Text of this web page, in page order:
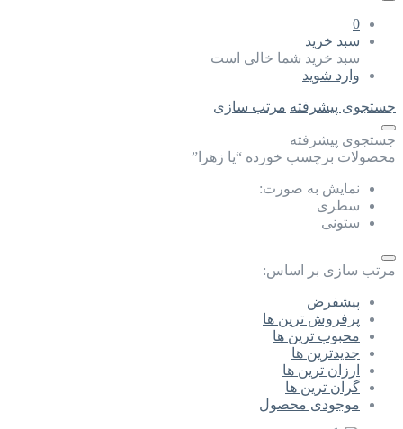
0
سبد خرید
سبد خرید شما خالی است
وارد شوید
جستجوی پیشرفته مرتب سازی
جستجوی پیشرفته
محصولات برچسب خورده “یا زهرا”
نمایش به صورت:
سطری
ستونی
مرتب سازی بر اساس:
پیشفرض
پرفروش ترین ها
محبوب ترین ها
جدیدترین ها
ارزان ترین ها
گران ترین ها
موجودی محصول